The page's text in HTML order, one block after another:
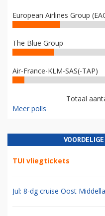
European Airlines Group
The Blue Group
Air-France-KLM-SAS(-TAP)
Totaal
Meer polls
TUI vliegtickets
Jul: 8-dg cruise Oost